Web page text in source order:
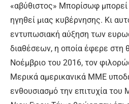
«αβύθιστος» Μπορίσωφ μπορεί
ηγηθεί μιας κυβέρνησης. Κι
εντυπωσιακή αύξηση των
διαθέσεων, η οποία έφερε στη
Νοέμβριο του 2016, τον
Μερικά αμερικανικά ΜΜΕ
ενθουσιασμό την επιτυχία του